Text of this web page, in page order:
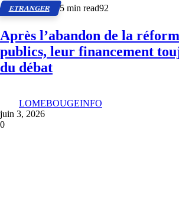
ETRANGER 5 min read92
Après l’abandon de la
publics, leur financement
du débat
LOMEBOUGEINFO
juin 3, 2026
0